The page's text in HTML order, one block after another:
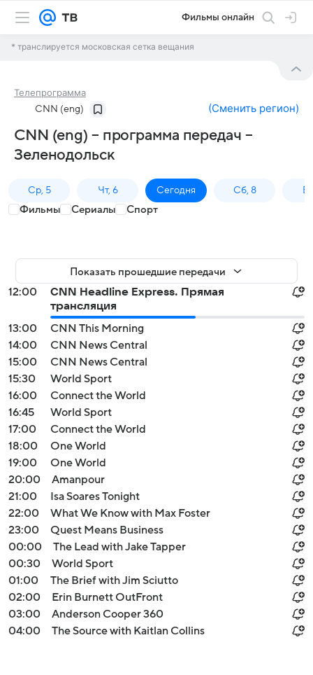
Фильмы онлайн
* транслируется московская сетка вещания
Телепрограмма
CNN (eng) (Сменить регион)
CNN (eng) – программа передач –
Зеленодольск
Ср, 5 Чт, 6 Сегодня Сб, 8
Фильмы Сериалы Спорт
Показать прошедшие передачи
12:00
CNN Headline Express. Прямая
трансляция
13:00
CNN This Morning
14:00
CNN News Central
15:00
CNN News Central
15:30
World Sport
16:00
Connect the World
16:45
World Sport
17:00
Connect the World
18:00
One World
19:00
One World
20:00
Amanpour
21:00
Isa Soares Tonight
22:00
What We Know with Max Foster
23:00
Quest Means Business
00:00
The Lead with Jake Tapper
00:30
World Sport
01:00
The Brief with Jim Sciutto
02:00
Erin Burnett OutFront
03:00
Anderson Cooper 360
04:00
The Source with Kaitlan Collins